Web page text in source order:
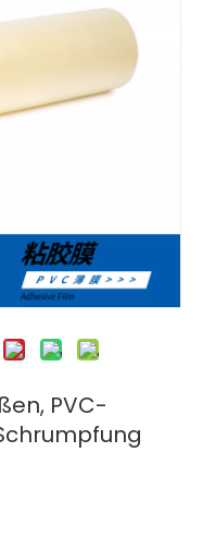
PVC-